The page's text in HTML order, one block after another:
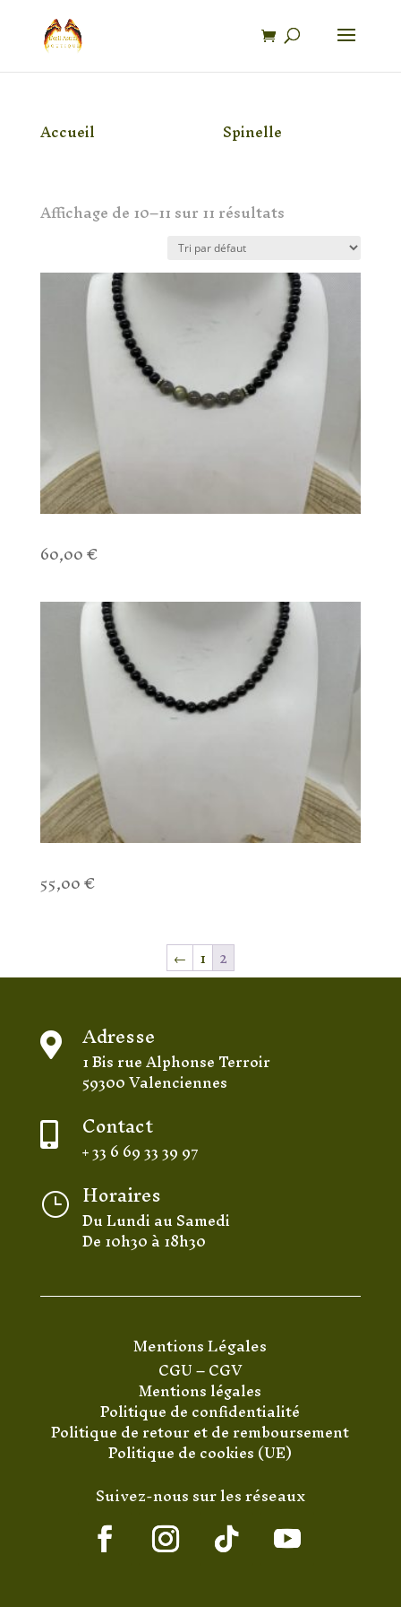
produits
Accueil Spinelle
Affichage de 10–11 sur 11 résultats
60,00€
55,00€
← 1 2
 Adresse
1 Bis rue Alphonse Terroir
59300 Valenciennes
 Contact
+ 33 6 69 33 39 97
} Horaires
Du Lundi au Samedi
De 10h30 à 18h30
Mentions Légales
CGU–CGV
Mentions légales
Politique de confidentialité
Politique de retour et de remboursement
Politique de cookies (UE)
Suivez-nous sur les réseaux